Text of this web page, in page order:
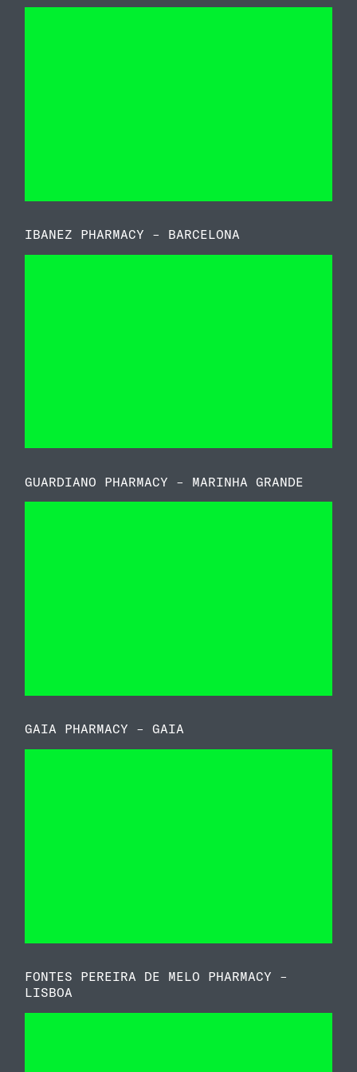
IBANEZ PHARMACY – BARCELONA
GUARDIANO PHARMACY – MARINHA GRANDE
GAIA PHARMACY – GAIA
FONTES PEREIRA DE MELO PHARMACY –
LISBOA